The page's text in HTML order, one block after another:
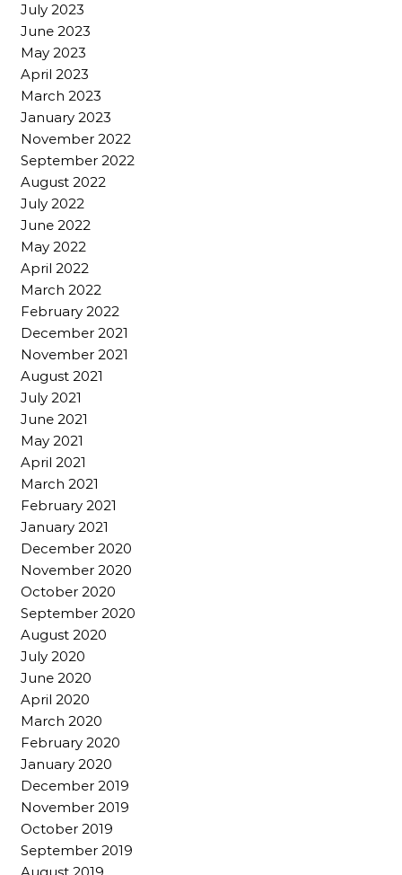
July 2023
June 2023
May 2023
April 2023
March 2023
January 2023
November 2022
September 2022
August 2022
July 2022
June 2022
May 2022
April 2022
March 2022
February 2022
December 2021
November 2021
August 2021
July 2021
June 2021
May 2021
April 2021
March 2021
February 2021
January 2021
December 2020
November 2020
October 2020
September 2020
August 2020
July 2020
June 2020
April 2020
March 2020
February 2020
January 2020
December 2019
November 2019
October 2019
September 2019